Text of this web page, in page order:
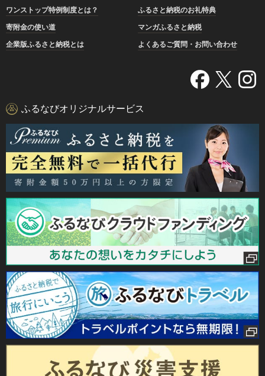
ワンストップ特例制度とは？
ふるさと納税のお礼特典
寄附金の使い道
マンガふるさと納税
企業版ふるさと納税とは
よくあるご質問・お問い合わせ
ふるなびオリジナルサービス